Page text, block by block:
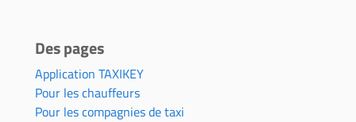
Des pages
Application TAXIKEY
Pour les chauffeurs
Pour les compagnies de taxi